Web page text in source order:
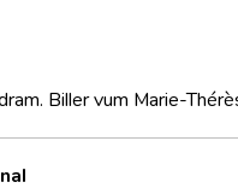
Biller vum Marie-